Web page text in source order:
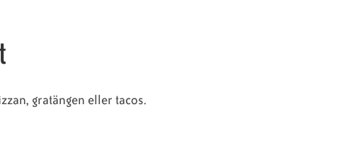
gratängen eller tacos.